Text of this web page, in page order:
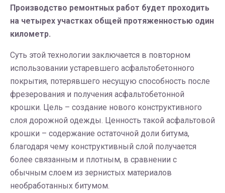
Производство ремонтных работ будет проходить
на четырех участках общей протяженностью один
километр.
Суть этой технологии заключается в повторном
использовании устаревшего асфальтобетонного
покрытия, потерявшего несущую способность после
фрезерования и получения асфальтобетонной
крошки. Цель – создание нового конструктивного
слоя дорожной одежды. Ценность такой асфальтовой
крошки – содержание остаточной доли битума,
благодаря чему конструктивный слой получается
более связанным и плотным, в сравнении с
обычным слоем из зернистых материалов
необработанных битумом.